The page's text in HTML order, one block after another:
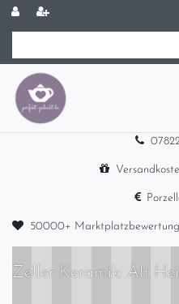
50000+
Zeller Keramik: Alt